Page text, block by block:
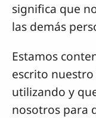
significa que
las demás
Estamos
escrito
utilizando y
nosotros para